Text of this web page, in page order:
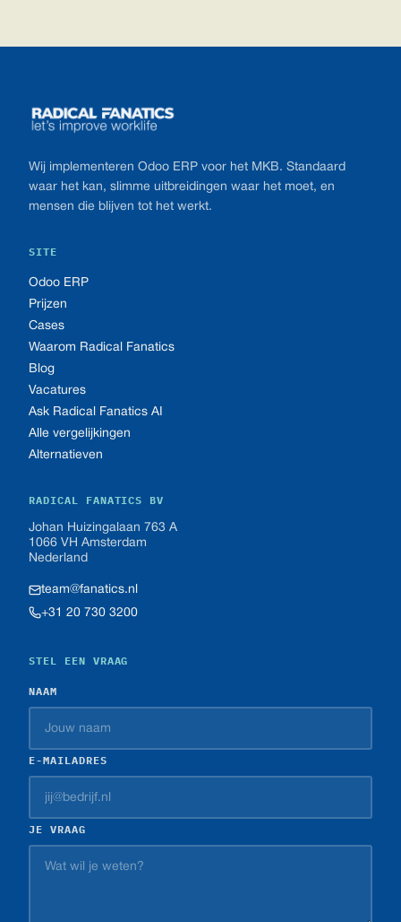
Wij implementeren Odoo ERP voor het MKB. Standaard
waar het kan, slimme uitbreidingen waar het moet, en
mensen die blijven tot het werkt.
SITE
Odoo ERP
Prijzen
Cases
Waarom Radical Fanatics
Blog
Vacatures
Ask Radical Fanatics AI
Alle vergelijkingen
Alternatieven
RADICAL FANATICS BV
Johan Huizingalaan 763 A
1066 VH Amsterdam
Nederland
team@fanatics.nl
+31 20 730 3200
STEL EEN VRAAG
NAAM
E-MAILADRES
JE VRAAG